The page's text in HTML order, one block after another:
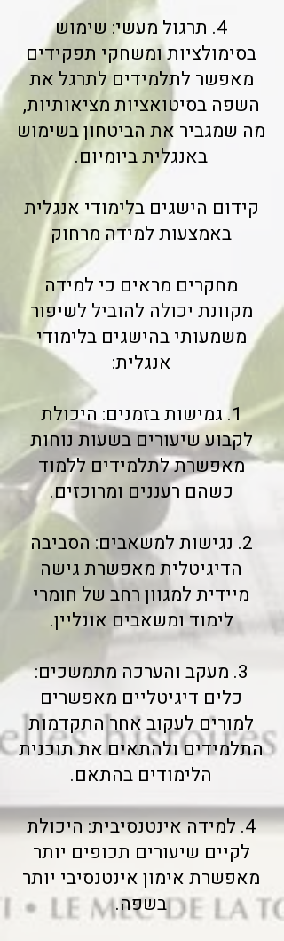
4. תרגול מעשי: שימוש
בסימולציות ומשחקי תפקידים
מאפשר לתלמידים לתרגל את
השפה בסיטואציות מציאותיות,
מה שמגביר את הביטחון בשימוש
באנגלית ביומיום.
קידום הישגים בלימודי אנגלית
באמצעות למידה מרחוק
מחקרים מראים כי למידה
מקוונת יכולה להוביל לשיפור
משמעותי בהישגים בלימודי
אנגלית:
1. גמישות בזמנים: היכולת
לקבוע שיעורים בשעות נוחות
מאפשרת לתלמידים ללמוד
כשהם רעננים ומרוכזים.
2. נגישות למשאבים: הסביבה
הדיגיטלית מאפשרת גישה
מיידית למגוון רחב של חומרי
לימוד ומשאבים אונליין.
3. מעקב והערכה מתמשכים:
כלים דיגיטליים מאפשרים
למורים לעקוב אחר התקדמות
התלמידים ולהתאים את תוכנית
הלימודים בהתאם.
4. למידה אינטנסיבית: היכולת
לקיים שיעורים תכופים יותר
מאפשרת אימון אינטנסיבי יותר
בשפה.